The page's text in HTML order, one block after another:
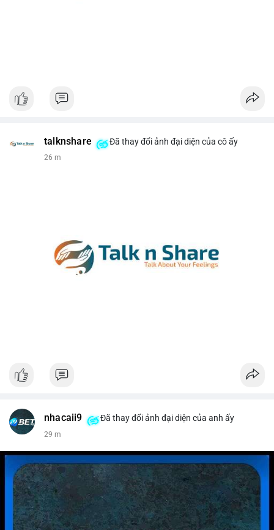
talknshare Đã thay đổi ảnh đại diện của cô ấy
26 m
nhacaii9 Đã thay đổi ảnh đại diện của anh ấy
29 m